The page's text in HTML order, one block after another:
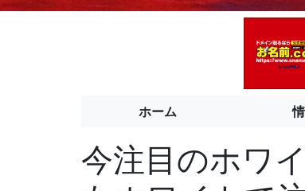
ホーム
今注目のホワ